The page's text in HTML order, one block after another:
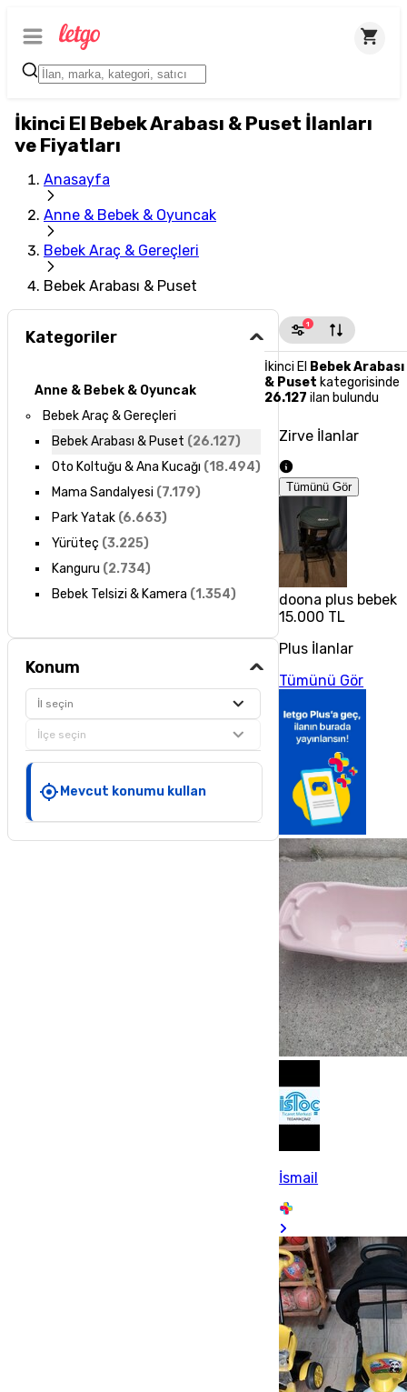
İkinci El Bebek Arabası & Puset İlanları
ve Fiyatları
Anasayfa
Anne & Bebek & Oyuncak
Bebek Araç & Gereçleri
Bebek Arabası & Puset
Kategoriler
Anne & Bebek & Oyuncak
Bebek Araç & Gereçleri
Bebek Arabası & Puset (26.127)
Oto Koltuğu & Ana Kucağı (18.494)
Mama Sandalyesi (7.179)
Park Yatak(6.663)
Yürüteç (3.225)
Kanguru (2.734)
Bebek Telsizi & Kamera (1.354)
Konum
İl seçin
İlçe seçin
Mevcut konumu kullan
1
İkinci El Bebek Arabası
& Puset kategorisinde
26.127 ilan bulundu
Zirve İlanlar
Tümünü Gör
doona plus bebek
15.000 TL
Plus İlanlar
Tümünü Gör
İsmail